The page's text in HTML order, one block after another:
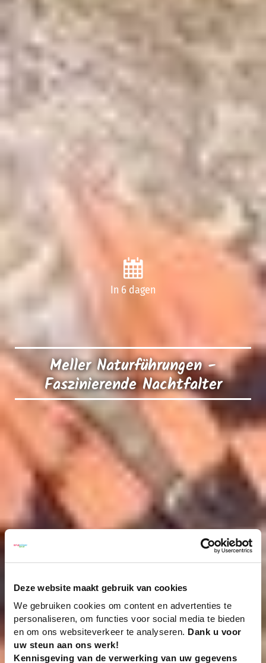
Deze website maakt gebruik van cookies
We gebruiken cookies om content en advertenties te
personaliseren, om functies voor social media te bieden
en om ons websiteverkeer te analyseren. Dank u voor
uw steun aan ons werk!
Kennisgeving van de verwerking van uw gegevens
In 6 dagen
Meller Naturführungen -
Faszinierende Nachtfalter